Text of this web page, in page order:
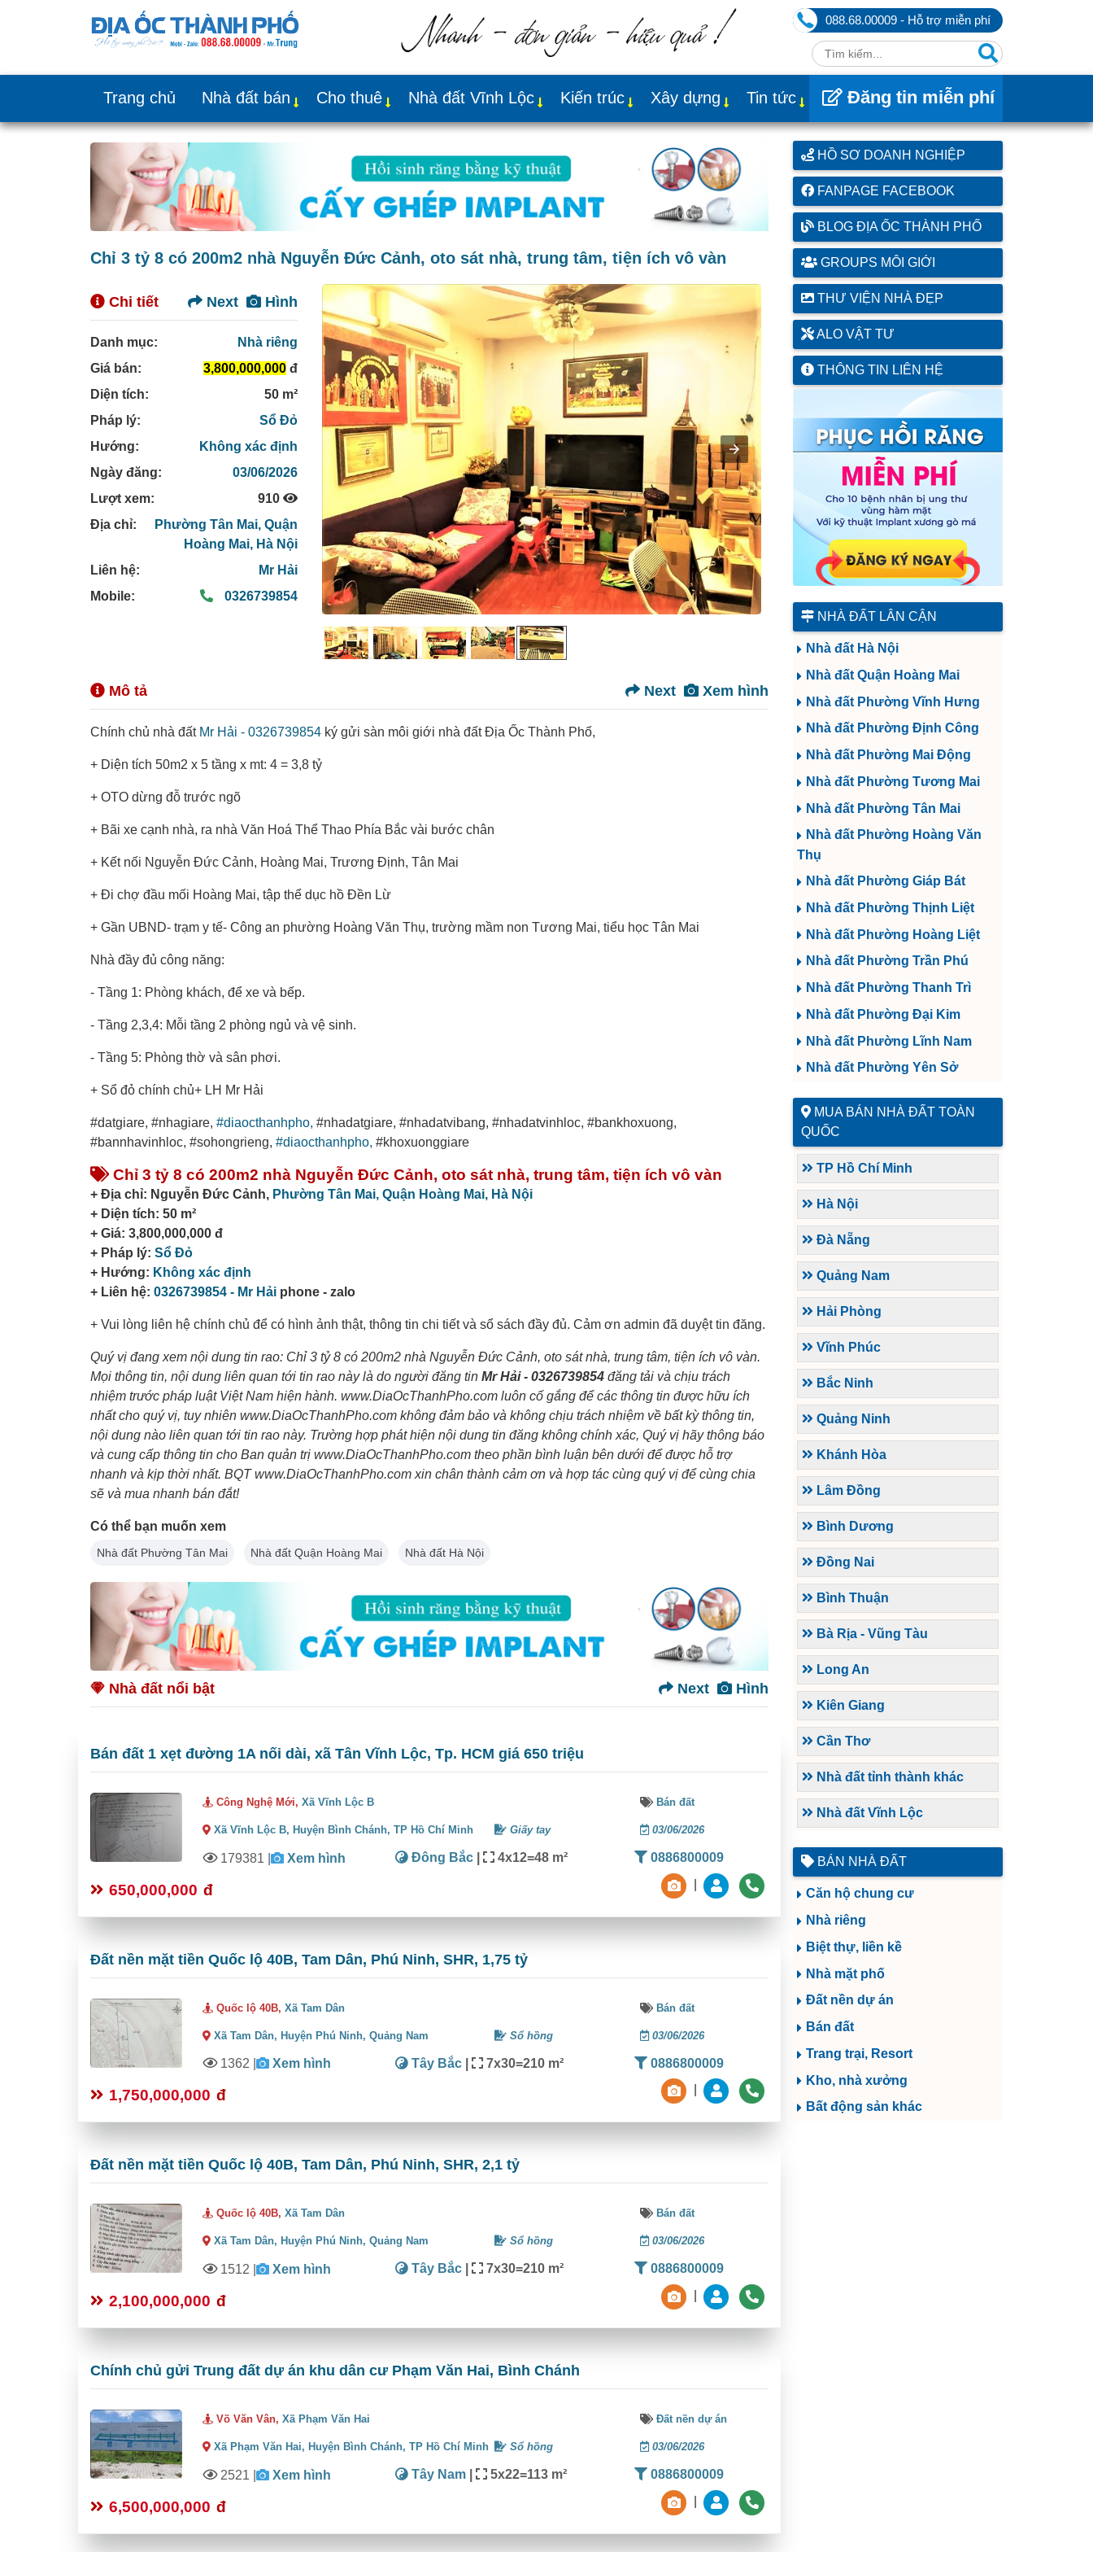
088.68.00009 - Hỗ trợ miễn phí
Trang chủ Nhà đất bán Cho thuê Nhà đất Vĩnh Lộc Kiến trúc Xây dựng Tin tức Đăng tin miễn phí
Chỉ 3 tỷ 8 có 200m2 nhà Nguyễn Đức Cảnh, oto sát nhà, trung tâm, tiện ích vô vàn
Chi tiết Hình
Next
Danh mục:
Nhà riêng
Giá bán:
3,800,000,000 đ
Diện tích:
50 m²
Pháp lý:
Sổ Đỏ
Hướng:
Không xác định
Ngày đăng:
03/06/2026
Lượt xem:
910
Địa chỉ:
Phường Tân Mai,Quận
Hoàng Mai, Hà Nội
Liên hệ:
Mr Hải
Mobile:
0326739854
Mô tả Xem hình
Next
Chính chủ nhà đất Mr Hải - 0326739854 ký gửi sàn môi giới nhà đất Địa Ốc Thành Phố,
+ Diện tích 50m2 x 5 tầng x mt: 4 = 3,8 tỷ
+ OTO dừng đỗ trước ngõ
+ Bãi xe cạnh nhà, ra nhà Văn Hoá Thể Thao Phía Bắc vài bước chân
+ Kết nối Nguyễn Đức Cảnh, Hoàng Mai, Trương Định, Tân Mai
+ Đi chợ đầu mối Hoàng Mai, tập thể dục hồ Đền Lừ
+ Gần UBND- trạm y tế- Công an phường Hoàng Văn Thụ, trường mầm non Tương Mai, tiểu học Tân Mai
Nhà đầy đủ công năng:
- Tầng 1: Phòng khách, để xe và bếp.
- Tầng 2,3,4: Mỗi tầng 2 phòng ngủ và vệ sinh.
- Tầng 5: Phòng thờ và sân phơi.
+ Sổ đỏ chính chủ+ LH Mr Hải
#datgiare, #nhagiare, #diaocthanhpho, #nhadatgiare, #nhadatvibang, #nhadatvinhloc, #bankhoxuong,
#bannhavinhloc, #sohongrieng, #diaocthanhpho, #khoxuonggiare
Chỉ 3 tỷ 8 có 200m2 nhà Nguyễn Đức Cảnh, oto sát nhà, trung tâm, tiện ích vô vàn
+ Địa chỉ: Nguyễn Đức Cảnh, Phường Tân Mai, Quận Hoàng Mai, Hà Nội
+ Diện tích: 50 m²
+ Giá: 3,800,000,000 đ
+ Pháp lý: Sổ Đỏ
+ Hướng: Không xác định
+ Liên hệ: 0326739854 - Mr Hải phone - zalo
+ Vui lòng liên hệ chính chủ để có hình ảnh thật, thông tin chi tiết và sổ sách đầy đủ. Cảm ơn admin đã duyệt tin đăng.
Quý vị đang xem nội dung tin rao: Chỉ 3 tỷ 8 có 200m2 nhà Nguyễn Đức Cảnh, oto sát nhà, trung tâm, tiện ích vô vàn.
Mọi thông tin, nội dung liên quan tới tin rao này là do người đăng tin Mr Hải - 0326739854 đăng tải và chịu trách
nhiệm trước pháp luật Việt Nam hiện hành. www.DiaOcThanhPho.com luôn cố gắng để các thông tin được hữu ích
nhất cho quý vị, tuy nhiên www.DiaOcThanhPho.com không đảm bảo và không chịu trách nhiệm về bất kỳ thông tin,
nội dung nào liên quan tới tin rao này. Trường hợp phát hiện nội dung tin đăng không chính xác, Quý vị hãy thông báo
và cung cấp thông tin cho Ban quản trị www.DiaOcThanhPho.com theo phần bình luận bên dưới để được hỗ trợ
nhanh và kịp thời nhất. BQT www.DiaOcThanhPho.com xin chân thành cảm ơn và hợp tác cùng quý vị để cùng chia
sẽ và mua nhanh bán đắt!
Có thể bạn muốn xem
Nhà đất Phường Tân Mai Nhà đất Quận Hoàng Mai Nhà đất Hà Nội
Nhà đất nổi bật Hình
Next
Bán đất 1 xẹt đường 1A nối dài, xã Tân Vĩnh Lộc, Tp. HCM giá 650 triệu
Công Nghệ Mới,Xã Vĩnh Lộc B Bán đất
Xã Vĩnh Lộc B, Huyện Bình Chánh,TP Hồ Chí Minh Giấy tay 03/06/2026
179381 | Xem hình Đông Bắc| 4x12=48 m² 0886800009
650,000,000 đ
Đất nền mặt tiền Quốc lộ 40B, Tam Dân, Phú Ninh, SHR, 1,75 tỷ
Quốc lộ 40B,Xã Tam Dân Bán đất
Xã Tam Dân, Huyện Phú Ninh,Quảng Nam Sổ hồng 03/06/2026
1362 | Xem hình Tây Bắc| 7x30=210 m² 0886800009
1,750,000,000 đ
Đất nền mặt tiền Quốc lộ 40B, Tam Dân, Phú Ninh, SHR, 2,1 tỷ
Quốc lộ 40B,Xã Tam Dân Bán đất
Xã Tam Dân, Huyện Phú Ninh,Quảng Nam Sổ hồng 03/06/2026
1512 | Xem hình Tây Bắc| 7x30=210 m² 0886800009
2,100,000,000 đ
Chính chủ gửi Trung đất dự án khu dân cư Phạm Văn Hai, Bình Chánh
Võ Văn Vân,Xã Phạm Văn Hai Đất nền dự án
Xã Phạm Văn Hai, Huyện Bình Chánh,TP Hồ Chí Minh Sổ hồng 03/06/2026
2521 | Xem hình Tây Nam| 5x22=113 m² 0886800009
6,500,000,000 đ
HỒ SƠ DOANH NGHIỆP
FANPAGE FACEBOOK
BLOG ĐỊA ỐC THÀNH PHỐ
GROUPS MÔI GIỚI
THƯ VIỆN NHÀ ĐẸP
ALO VẬT TƯ
THÔNG TIN LIÊN HỆ
NHÀ ĐẤT LÂN CẬN
Nhà đất Hà Nội
Nhà đất Quận Hoàng Mai
Nhà đất Phường Vĩnh Hưng
Nhà đất Phường Định Công
Nhà đất Phường Mai Động
Nhà đất Phường Tương Mai
Nhà đất Phường Tân Mai
Nhà đất Phường Hoàng Văn
Thụ
Nhà đất Phường Giáp Bát
Nhà đất Phường Thịnh Liệt
Nhà đất Phường Hoàng Liệt
Nhà đất Phường Trần Phú
Nhà đất Phường Thanh Trì
Nhà đất Phường Đại Kim
Nhà đất Phường Lĩnh Nam
Nhà đất Phường Yên Sở
MUA BÁN NHÀ ĐẤT TOÀN
QUỐC
TP Hồ Chí Minh
Hà Nội
Đà Nẵng
Quảng Nam
Hải Phòng
Vĩnh Phúc
Bắc Ninh
Quảng Ninh
Khánh Hòa
Lâm Đồng
Bình Dương
Đồng Nai
Bình Thuận
Bà Rịa - Vũng Tàu
Long An
Kiên Giang
Cần Thơ
Nhà đất tỉnh thành khác
Nhà đất Vĩnh Lộc
BÁN NHÀ ĐẤT
Căn hộ chung cư
Nhà riêng
Biệt thự, liền kề
Nhà mặt phố
Đất nền dự án
Bán đất
Trang trại, Resort
Kho, nhà xưởng
Bất động sản khác